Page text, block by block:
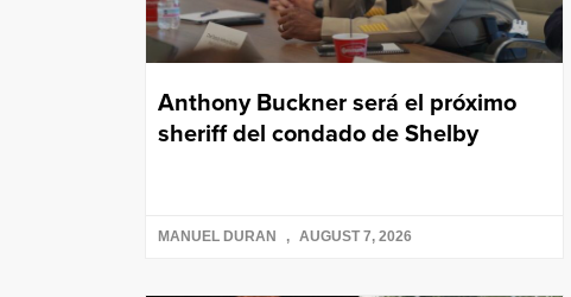
Anthony Buckner será el próximo
sheriff del condado de Shelby
MANUEL DURAN AUGUST 7, 2026